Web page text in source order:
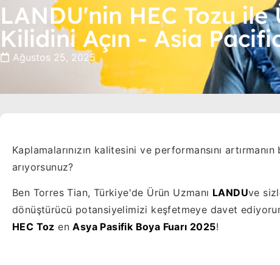
LANDU'nin HEC Tozu ile
Kilidini Açın - Asia
Ağustos 25, 2025
Kaplamalarınızın kalitesini ve performansını
arıyorsunuz?
Ben Torres Tian, Türkiye'de Ürün Uzmanı LANDUve
dönüştürücü potansiyelimizi keşfetmeye davet
HEC Toz enAsya Pasifik Boya Fuarı 2025!